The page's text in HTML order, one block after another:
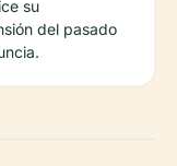
su
del pasado